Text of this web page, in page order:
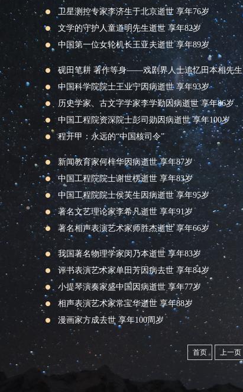
卫星测控专家李济生于北京逝世 享年76岁
文学的守护人童道明先生逝世 享年82岁
中国第一位女轮机长王亚夫逝世 享年89岁
砚田笔耕 著作等身——戏剧界人士追忆田本相先生
中国科学院院士王业宁因病逝世 享年93岁
历史学家、古文字学家李学勤因病逝世 享年86岁
中国工程院资深院士彭司勋因病逝世 享年100岁
程开甲：永远的“中国核司令”
新闻教育家何梓华因病逝世 享年87岁
中国工程院院士谢世楞逝世 享年83岁
中国工程院院士侯芙生因病逝世 享年95岁
著名文艺理论家李希凡逝世 享年91岁
著名相声表演艺术家师胜杰逝世 享年66岁
我国著名物理学家闵乃本逝世 享年83岁
评书表演艺术家单田芳因病去世 享年84岁
小提琴演奏家盛中国因病逝世 享年77岁
相声表演艺术家常宝华逝世 享年88岁
漫画家方成去世 享年100周岁
首页 上一页